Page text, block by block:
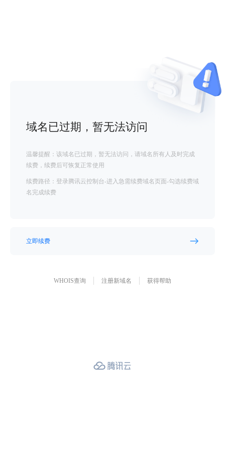
域名已过期，暂无法访问
温馨提醒：该域名已过期，暂无法访问，请域名所有人及时完成
续费，续费后可恢复正常使用
续费路径：登录腾讯云控制台-进入急需续费域名页面-勾选续费域
名完成续费
立即续费
WHOIS查询 注册新域名 获得帮助